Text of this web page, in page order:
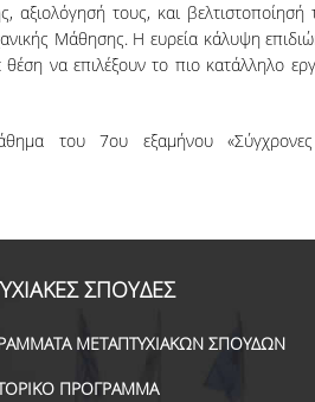
τους, και βελτιστοποίησή
Μάθησης. Η ευρεία κάλυψη
να επιλέξουν το πιο κατάλληλο
του 7ου εξαμήνου
ΣΠΟΥΔΕΣ
ΜΕΤΑΠΤΥΧΙΑΚΩΝ ΣΠΟΥΔΩΝ
ΠΡΟΓΡΑΜΜΑ